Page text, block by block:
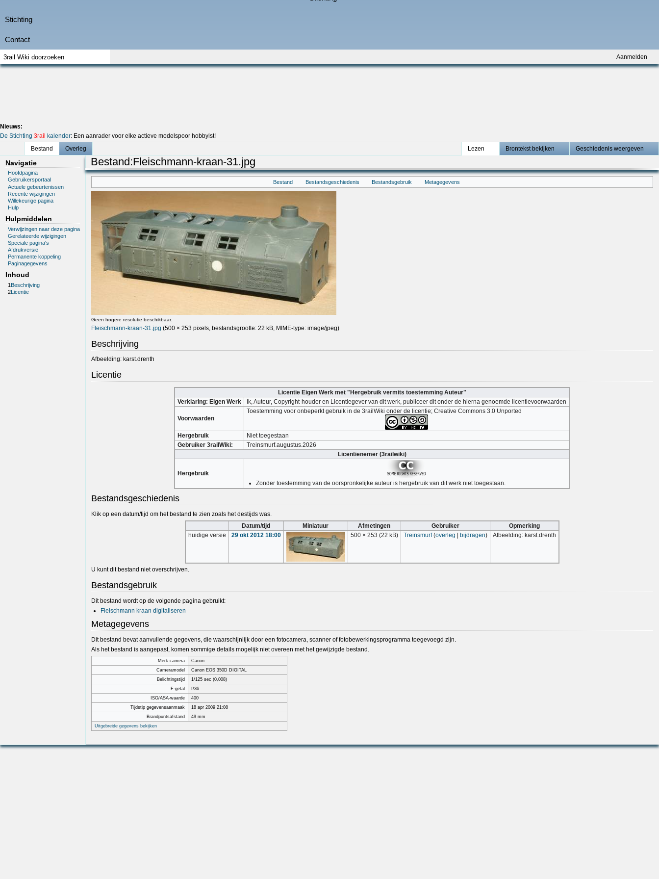
Aanmelden
Nieuws:
De Stichting 3rail kalender: Een aanrader voor elke actieve modelspoor hobbyist!
Bestand
Overleg Lezen Brontekst bekijken Geschiedenis weergeven
Navigatie
Hoofdpagina
Gebruikersportaal
Actuele gebeurtenissen
Recente wijzigingen
Willekeurige pagina
Hulp
Hulpmiddelen
Verwijzingen naar deze pagina
Gerelateerde wijzigingen
Speciale pagina's
Afdrukversie
Permanente koppeling
Paginagegevens
Inhoud
1 Beschrijving
2Licentie
Bestand:Fleischmann-kraan-31.jpg
Bestand Bestandsgeschiedenis Bestandsgebruik Metagegevens
Geen hogere resolutie beschikbaar.
Fleischmann-kraan-31.jpg (500 × 253 pixels, bestandsgrootte: 22 kB, MIME-type: image/jpeg)
Beschrijving
Afbeelding: karst.drenth
Licentie
Licentie Eigen Werk met "Hergebruik vermits toestemming Auteur"
Verklaring: Eigen Werk
Ik, Auteur, Copyright-houder en Licentiegever van dit werk, publiceer dit onder de hierna genoemde licentievoorwaarden
Voorwaarden
Toestemming voor onbeperkt gebruik in de 3railWiki onder de licentie; Creative Commons 3.0 Unported
Hergebruik
Niet toegestaan
Gebruiker 3railWiki:
Treinsmurf.augustus.2026
Licentienemer (3railwiki)
Hergebruik
Zonder toestemming van de oorspronkelijke auteur is hergebruik van dit werk niet toegestaan.
Bestandsgeschiedenis
Klik op een datum/tijd om het bestand te zien zoals het destijds was.
Datum/tijd
Miniatuur Afmetingen Gebruiker
Opmerking
huidige versie
29 okt 2012 18:00 500 × 253 (22 kB) Treinsmurf (overleg bijdragen) Afbeelding: karst.drenth
U kunt dit bestand niet overschrijven.
Bestandsgebruik
Dit bestand wordt op de volgende pagina gebruikt:
Fleischmann kraan digitaliseren
Metagegevens
Dit bestand bevat aanvullende gegevens, die waarschijnlijk door een fotocamera, scanner of fotobewerkingsprogramma toegevoegd zijn.
Als het bestand is aangepast, komen sommige details mogelijk niet overeen met het gewijzigde bestand.
Merk camera
Canon
Cameramodel
Canon EOS 350D DIGITAL
Belichtingstijd
1/125 sec (0,008)
F-getal
f/36
ISO/ASA-waarde
400
Tijdstip gegevensaanmaak
18 apr 2009 21:08
Brandpuntsafstand
49 mm
Uitgebreide gegevens bekijken